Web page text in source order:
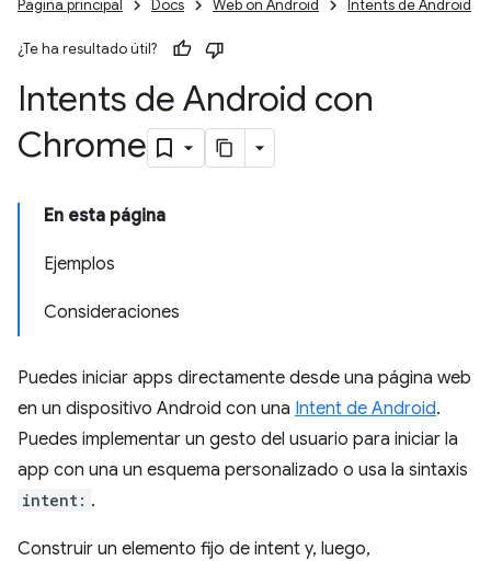
Página principal Docs Web on Android Intents de Android
¿Te ha resultado útil?
Intents de Android con
Chrome
En esta página
Ejemplos
Consideraciones
Puedes iniciar apps directamente desde una página web
en un dispositivo Android con una Intent de Android.
Puedes implementar un gesto del usuario para iniciar la
app con una un esquema personalizado o usa la sintaxis
intent: .
Construir un elemento fijo de intent y, luego,